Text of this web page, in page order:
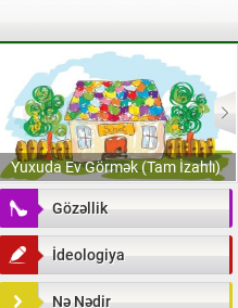
Yuxuda Ev Görmək (Tam İzahlı)
Gözəllik
İdeologiya
Nə Nədir